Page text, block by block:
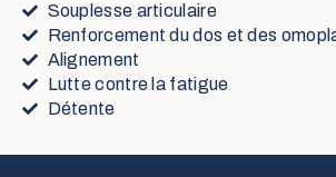
Souplesse articulaire
Renforcement du dos et des
Alignement
Lutte contre la fatigue
Détente